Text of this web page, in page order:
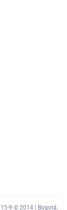
9 © 2014 | Bogotá,